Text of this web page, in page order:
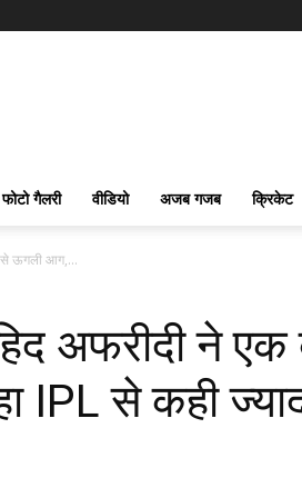
फोटो गैलरी वीडियो अजब गजब क्रिकेट
से ऊगली आग,...
अफरीदी ने एक
से कही